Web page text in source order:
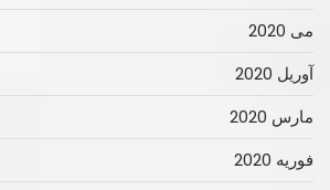
می 2020
آوریل 2020
مارس 2020
فوریه 2020